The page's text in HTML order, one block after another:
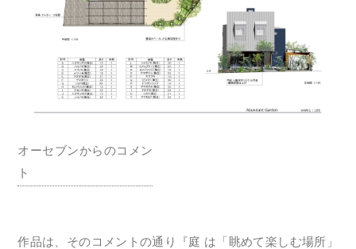
オーセブンからのコメン
ト
作品は、そのコメントの通り『庭 は「眺めて楽しむ場所」